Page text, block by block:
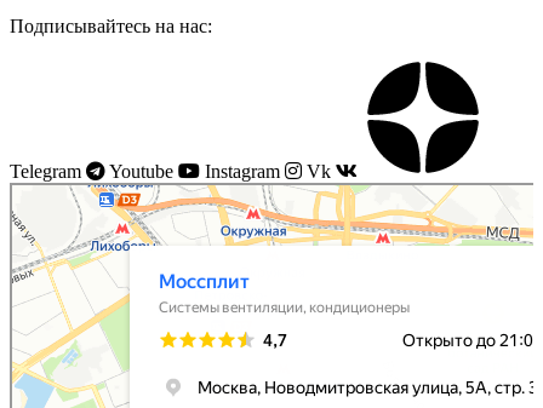
Подписывайтесь на нас:
Telegram Youtube Instagram Vk
Моссплит
Системы вентиляции в Москве
Установка кондиционеров в Москве